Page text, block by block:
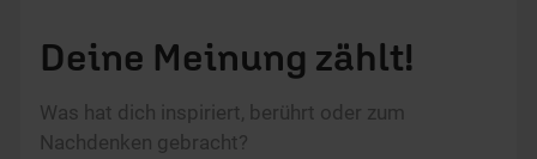
Deine Meinung zählt!
Was hat dich inspiriert, berührt oder zum
Nachdenken gebracht?